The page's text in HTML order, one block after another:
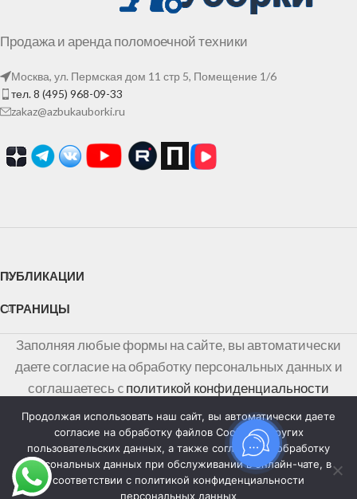
Продажа и аренда поломоечной техники
Москва, ул. Пермская дом 11 стр 5, Помещение 1/6
тел. 8 (495) 968-09-33
zakaz@azbukauborki.ru
ПУБЛИКАЦИИ
СТРАНИЦЫ
Заполняя любые формы на сайте, вы автоматически
даете согласие на обработку персональных данных и
соглашаетесь cполитикой конфиденциальности
персональных данных
Информация на сайте не является публичной офертой,
определяемой положениями Статьи 437 Гражданского
кодекса Российской Федерации
Продолжая использовать наш сайт, вы автоматически даете
согласие на обработку файлов Cookies и других
пользовательских данных, а также согласие на обработку
персональных данных при обслуживании в онлайн-чате, в
соответствии с политикой конфиденциальности
персональных данных